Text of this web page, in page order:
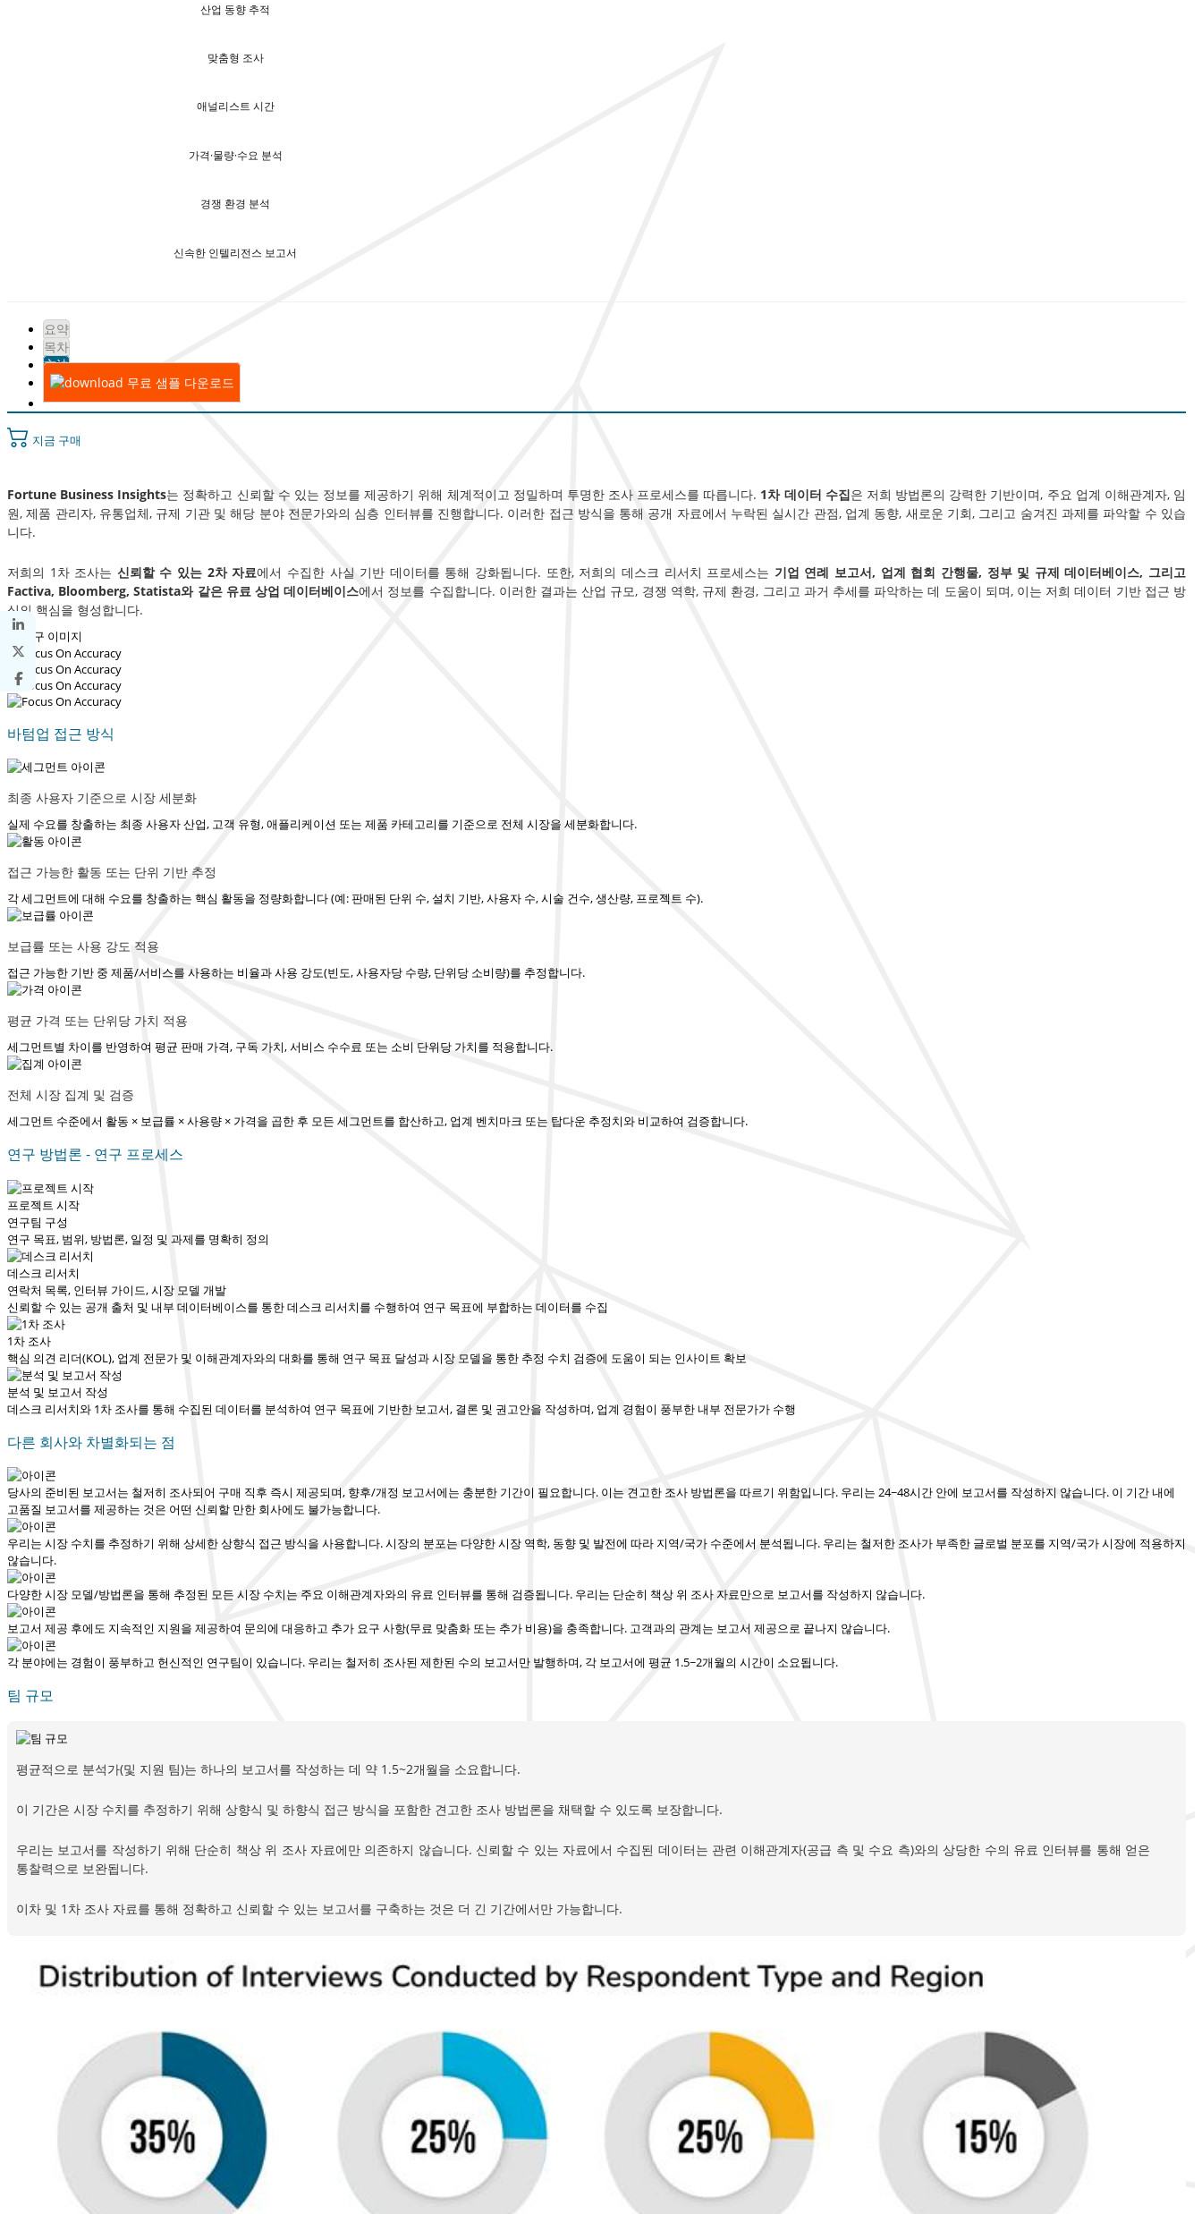
산업 동향 추적
맞춤형 조사
애널리스트 시간
가격·물량·수요 분석
경쟁 환경 분석
신속한 인텔리전스 보고서
요약
목차
方法
무료 샘플 다운로드
지금 구매
Fortune Business Insights는 정확하고 신뢰할 수 있는 정보를 제공하기 위해 체계적이고 정밀하며 투명한 조사 프로세스를 따릅니다. 1차 데이터 수집은 저희 방법론의 강력한 기반이며, 주요 업계 이해관계자, 임
원, 제품 관리자, 유통업체, 규제 기관 및 해당 분야 전문가와의 심층 인터뷰를 진행합니다. 이러한 접근 방식을 통해 공개 자료에서 누락된 실시간 관점, 업계 동향, 새로운 기회, 그리고 숨겨진 과제를 파악할 수 있습
니다.
저희의 1차 조사는 신뢰할 수 있는 2차 자료에서 수집한 사실 기반 데이터를 통해 강화됩니다. 또한, 저희의 데스크 리서치 프로세스는 기업 연례 보고서, 업계 협회 간행물, 정부 및 규제 데이터베이스, 그리고
Factiva, Bloomberg, Statista와 같은 유료 상업 데이터베이스에서 정보를 수집합니다. 이러한 결과는 산업 규모, 경쟁 역학, 규제 환경, 그리고 과거 추세를 파악하는 데 도움이 되며, 이는 저희 데이터 기반 접근 방
식의 핵심을 형성합니다.
바텀업 접근 방식
최종 사용자 기준으로 시장 세분화
실제 수요를 창출하는 최종 사용자 산업, 고객 유형, 애플리케이션 또는 제품 카테고리를 기준으로 전체 시장을 세분화합니다.
접근 가능한 활동 또는 단위 기반 추정
각 세그먼트에 대해 수요를 창출하는 핵심 활동을 정량화합니다 (예: 판매된 단위 수, 설치 기반, 사용자 수, 시술 건수, 생산량, 프로젝트 수).
보급률 또는 사용 강도 적용
접근 가능한 기반 중 제품/서비스를 사용하는 비율과 사용 강도(빈도, 사용자당 수량, 단위당 소비량)를 추정합니다.
평균 가격 또는 단위당 가치 적용
세그먼트별 차이를 반영하여 평균 판매 가격, 구독 가치, 서비스 수수료 또는 소비 단위당 가치를 적용합니다.
전체 시장 집계 및 검증
세그먼트 수준에서 활동 × 보급률 × 사용량 × 가격을 곱한 후 모든 세그먼트를 합산하고, 업계 벤치마크 또는 탑다운 추정치와 비교하여 검증합니다.
연구 방법론 - 연구 프로세스
프로젝트 시작
연구팀 구성
연구 목표, 범위, 방법론, 일정 및 과제를 명확히 정의
데스크 리서치
연락처 목록, 인터뷰 가이드, 시장 모델 개발
신뢰할 수 있는 공개 출처 및 내부 데이터베이스를 통한 데스크 리서치를 수행하여 연구 목표에 부합하는 데이터를 수집
1차 조사
핵심 의견 리더(KOL), 업계 전문가 및 이해관계자와의 대화를 통해 연구 목표 달성과 시장 모델을 통한 추정 수치 검증에 도움이 되는 인사이트 확보
분석 및 보고서 작성
데스크 리서치와 1차 조사를 통해 수집된 데이터를 분석하여 연구 목표에 기반한 보고서, 결론 및 권고안을 작성하며, 업계 경험이 풍부한 내부 전문가가 수행
다른 회사와 차별화되는 점
당사의 준비된 보고서는 철저히 조사되어 구매 직후 즉시 제공되며, 향후/개정 보고서에는 충분한 기간이 필요합니다. 이는 견고한 조사 방법론을 따르기 위함입니다. 우리는 24~48시간 안에 보고서를 작성하지 않습니다. 이 기간 내에
고품질 보고서를 제공하는 것은 어떤 신뢰할 만한 회사에도 불가능합니다.
우리는 시장 수치를 추정하기 위해 상세한 상향식 접근 방식을 사용합니다. 시장의 분포는 다양한 시장 역학, 동향 및 발전에 따라 지역/국가 수준에서 분석됩니다. 우리는 철저한 조사가 부족한 글로벌 분포를 지역/국가 시장에 적용하지
않습니다.
다양한 시장 모델/방법론을 통해 추정된 모든 시장 수치는 주요 이해관계자와의 유료 인터뷰를 통해 검증됩니다. 우리는 단순히 책상 위 조사 자료만으로 보고서를 작성하지 않습니다.
보고서 제공 후에도 지속적인 지원을 제공하여 문의에 대응하고 추가 요구 사항(무료 맞춤화 또는 추가 비용)을 충족합니다. 고객과의 관계는 보고서 제공으로 끝나지 않습니다.
각 분야에는 경험이 풍부하고 헌신적인 연구팀이 있습니다. 우리는 철저히 조사된 제한된 수의 보고서만 발행하며, 각 보고서에 평균 1.5~2개월의 시간이 소요됩니다.
팀 규모
평균적으로 분석가(및 지원 팀)는 하나의 보고서를 작성하는 데 약 1.5~2개월을 소요합니다.
이 기간은 시장 수치를 추정하기 위해 상향식 및 하향식 접근 방식을 포함한 견고한 조사 방법론을 채택할 수 있도록 보장합니다.
우리는 보고서를 작성하기 위해 단순히 책상 위 조사 자료에만 의존하지 않습니다. 신뢰할 수 있는 자료에서 수집된 데이터는 관련 이해관계자(공급 측 및 수요 측)와의 상당한 수의 유료 인터뷰를 통해 얻은
통찰력으로 보완됩니다.
이차 및 1차 조사 자료를 통해 정확하고 신뢰할 수 있는 보고서를 구축하는 것은 더 긴 기간에서만 가능합니다.